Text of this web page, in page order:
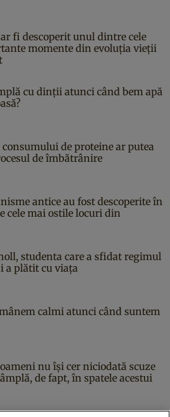
fi descoperit unul dintre cele
momente din evoluția vieții
cu dinții atunci când bem apă
consumului de proteine ar putea
de îmbătrânire
antice au fost descoperite în
cele mai ostile locuri din
studenta care a sfidat regimul
a plătit cu viața
calmi atunci când suntem
nu își cer niciodată scuze
de fapt, în spatele acestui